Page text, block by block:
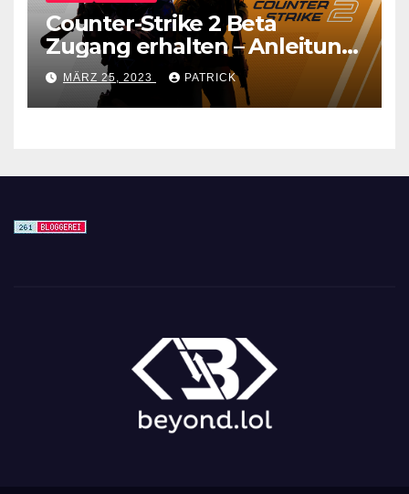
Counter-Strike 2 Beta
Zugang erhalten – Anleitung
für den CS GO Nachfolger
MÄRZ 25, 2023 PATRICK